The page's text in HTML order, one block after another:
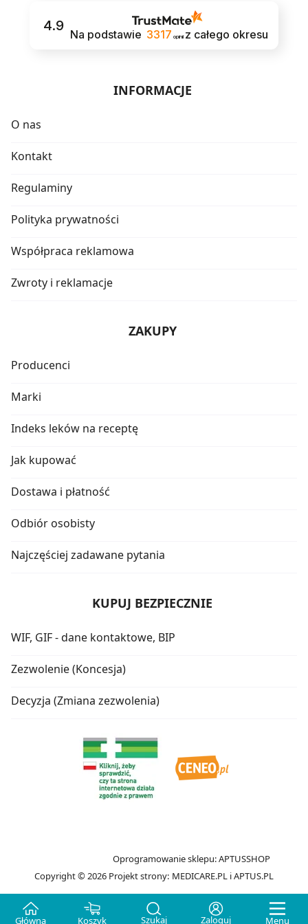
Główna Koszyk Szukaj Zaloguj Menu
4.9
Na podstawie 3317 opinii z całego okresu
INFORMACJE
O nas
Kontakt
Regulaminy
Polityka prywatności
Współpraca reklamowa
Zwroty i reklamacje
ZAKUPY
Producenci
Marki
Indeks leków na receptę
Jak kupować
Dostawa i płatność
Odbiór osobisty
Najczęściej zadawane pytania
KUPUJ BEZPIECZNIE
WIF, GIF - dane kontaktowe, BIP
Zezwolenie (Koncesja)
Decyzja (Zmiana zezwolenia)
Copyright © 2026
Oprogramowanie sklepu:APTUSSHOP
Projekt strony: MEDICARE.PL iAPTUS.PL